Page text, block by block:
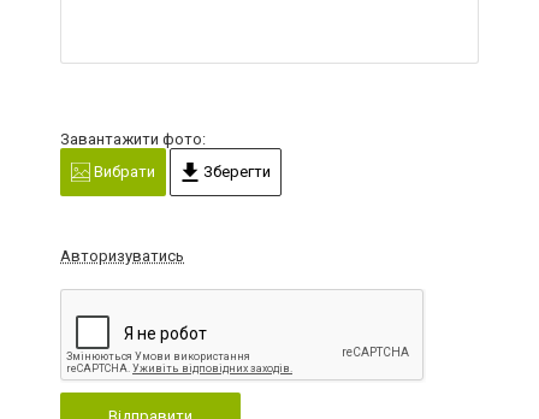
Завантажити фото:
Вибрати
Зберегти
Авторизуватись